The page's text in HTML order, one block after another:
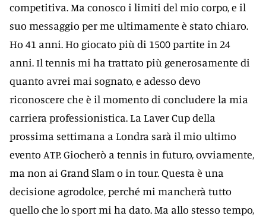
competitiva. Ma conosco i limiti del mio corpo, e il
suo messaggio per me ultimamente è stato chiaro.
Ho 41 anni. Ho giocato più di 1500 partite in 24
anni. Il tennis mi ha trattato più generosamente di
quanto avrei mai sognato, e adesso devo
riconoscere che è il momento di concludere la mia
carriera professionistica. La Laver Cup della
prossima settimana a Londra sarà il mio ultimo
evento ATP. Giocherò a tennis in futuro, ovviamente,
ma non ai Grand Slam o in tour. Questa è una
decisione agrodolce, perché mi mancherà tutto
quello che lo sport mi ha dato. Ma allo stesso tempo,